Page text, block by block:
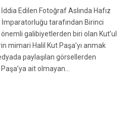
Edilen Fotoğraf Aslında Hafız
İmparatorluğu tarafından Birinci
önemli galibiyetlerden biri olan Kut’ul
mimari Halil Kut Paşa’yı anmak
paylaşılan görsellerden
ait olmayan…